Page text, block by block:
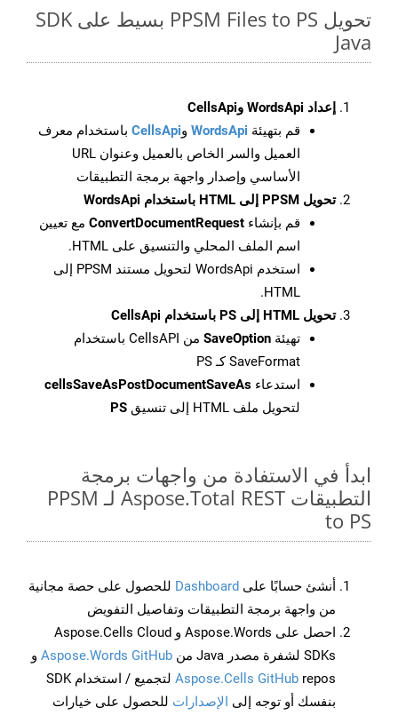
تحويل PPSM Files to PS بسيط على SDK
Java
إعداد WordsApi وCellsApi
قم بتهيئة WordsApi وCellsApi باستخدام معرف
العميل والسر الخاص بالعميل وعنوان URL
الأساسي وإصدار واجهة برمجة التطبيقات
تحويل PPSM إلى HTML باستخدام WordsApi
قم بإنشاء ConvertDocumentRequest مع تعيين
اسم الملف المحلي والتنسيق على HTML.
استخدم WordsApi لتحويل مستند PPSM إلى
HTML.
تحويل HTML إلى PS باستخدام CellsApi
تهيئة SaveOption
من CellsAPI باستخدام
SaveFormat كـ PS
استدعاء cellsSaveAsPostDocumentSaveAs
لتحويل ملف HTML إلى تنسيق
PS
ابدأ في الاستفادة من واجهات برمجة
التطبيقات Aspose.Total REST لـ PPSM
to PS
أنشئ حسابًا على Dashboard للحصول على حصة مجانية
من واجهة برمجة التطبيقات وتفاصيل التفويض
احصل على Aspose.Words و Aspose.Cells Cloud
SDKs لشفرة مصدر Java من
Aspose.Words GitHub و
Aspose.Cells GitHub
repos لتجميع / استخدام SDK
بنفسك أو توجه إلى الإصدارات للحصول على خيارات